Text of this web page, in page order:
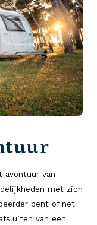
avontuur van
met zich
bent of net
van een